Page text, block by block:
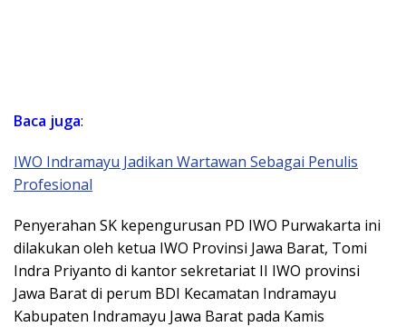
Baca juga:
IWO Indramayu Jadikan Wartawan Sebagai Penulis
Profesional
Penyerahan SK kepengurusan PD IWO Purwakarta ini
dilakukan oleh ketua IWO Provinsi Jawa Barat, Tomi
Indra Priyanto di kantor sekretariat II IWO provinsi
Jawa Barat di perum BDI Kecamatan Indramayu
Kabupaten Indramayu Jawa Barat pada Kamis